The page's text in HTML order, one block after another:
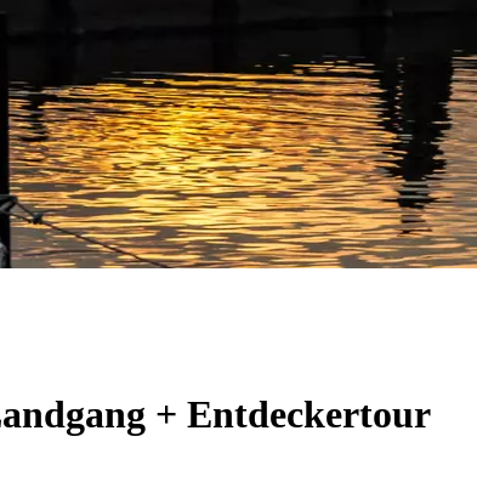
+ Entdeckertour